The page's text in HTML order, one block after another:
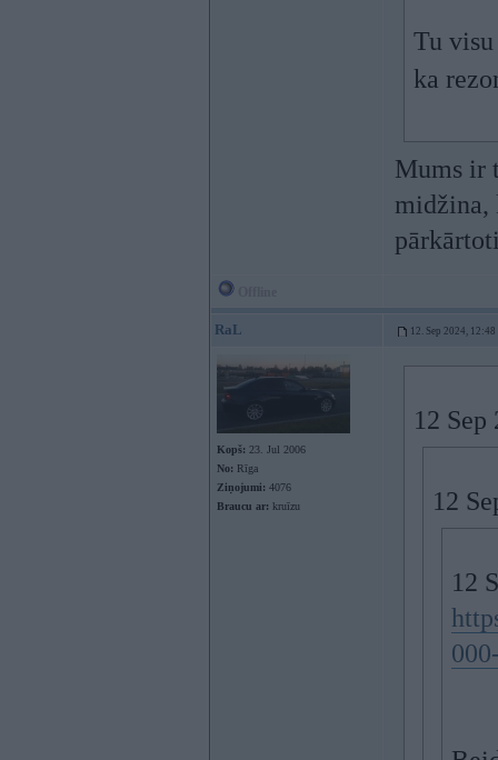
Tu
ka
Mums ir
midžina,
RaL 12. Sep 2024, 12:48
Kopš: 23. Jul 2006
No: Rīga
Ziņojumi: 4076
Braucu ar: kruīzu
12
12
12